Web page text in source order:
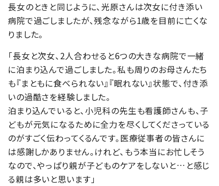
長女のときと同じように、光原さんは次女に付き添い
病院で過ごしましたが、残念ながら1歳を目前に亡くな
りました。
「長女と次女、2人合わせると6つの大きな病院で一緒
に泊まり込んで過ごしました。私も周りのお母さんたち
も『まともに食べられない』『眠れない』状態で、付き添
いの過酷さを経験しました。
泊まり込んでいると、小児科の先生も看護師さんも、子
どもが元気になるために全力を尽くしてくださっている
のがすごく伝わってくるんです。医療従事者の皆さんに
は感謝しかありません。けれど、もう本当にお忙しそう
なので、やっぱり親が子どものケアをしないと…と感じ
る親は多いと思います」